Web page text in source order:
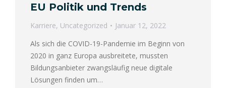
EU Politik und Trends
Karriere, Uncategorized
Januar 12, 2022
Als sich die COVID-19-Pandemie im Beginn von
2020 in ganz Europa ausbreitete, mussten
Bildungsanbieter zwangsläufig neue digitale
Lösungen finden um…